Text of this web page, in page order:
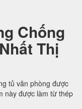
Chống
Thị
tủ văn phòng được
này được làm từ thép